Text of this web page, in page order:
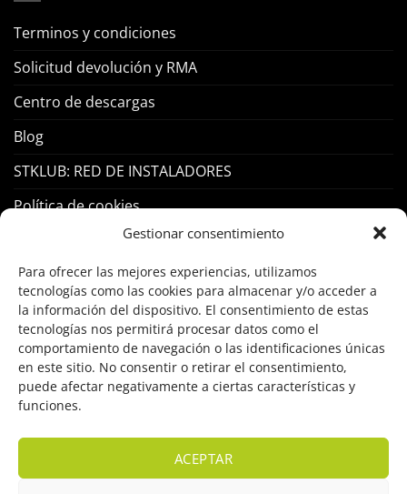
Gestionar consentimiento
Para ofrecer las mejores experiencias, utilizamos
tecnologías como las cookies para almacenar y/o acceder a
la información del dispositivo. El consentimiento de estas
tecnologías nos permitirá procesar datos como el
comportamiento de navegación o las identificaciones únicas
en este sitio. No consentir o retirar el consentimiento,
puede afectar negativamente a ciertas características y
funciones.
ACEPTAR
Terminos y condiciones
Solicitud devolución y RMA
Centro de descargas
Blog
STKLUB: RED DE INSTALADORES
Política de cookies
Control Acceso
Hogar Inteligente
Incendio
Intrusión
Marcas
OFERTAS